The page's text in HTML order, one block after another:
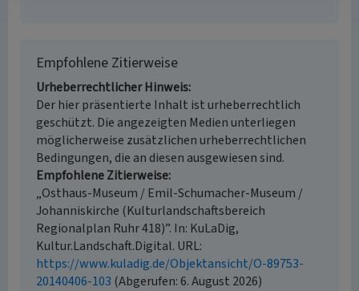
Empfohlene Zitierweise
Urheberrechtlicher Hinweis
Der hier präsentierte Inhalt ist urheberrechtlich
geschützt. Die angezeigten Medien unterliegen
möglicherweise zusätzlichen urheberrechtlichen
Bedingungen, die an diesen ausgewiesen sind.
Empfohlene Zitierweise
„Osthaus-Museum / Emil-Schumacher-Museum /
Johanniskirche (Kulturlandschaftsbereich
Regionalplan Ruhr 418)”. In: KuLaDig,
Kultur.Landschaft.Digital. URL:
https://www.kuladig.de/Objektansicht/O-89753-
20140406-103 (Abgerufen: 6. August 2026)